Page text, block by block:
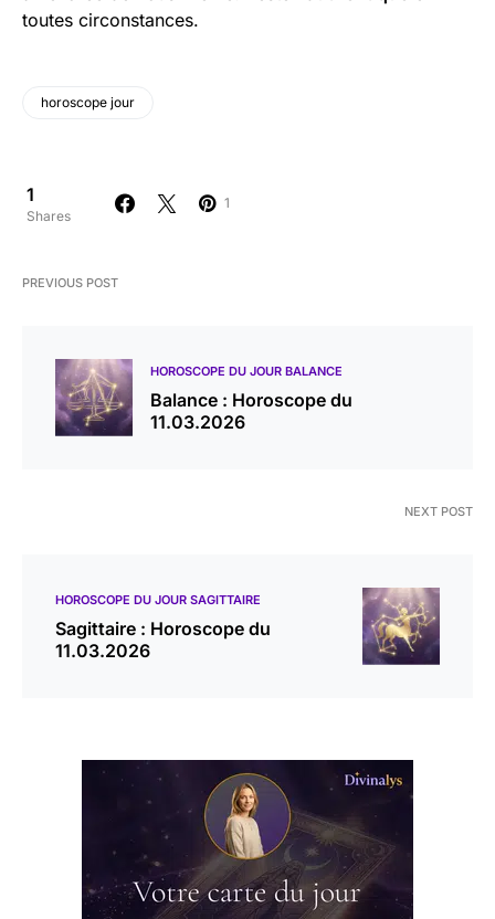
toutes circonstances.
horoscope jour
1
Shares
1
PREVIOUS POST
HOROSCOPE DU JOUR BALANCE
Balance : Horoscope du
11.03.2026
NEXT POST
HOROSCOPE DU JOUR SAGITTAIRE
Sagittaire : Horoscope du
11.03.2026